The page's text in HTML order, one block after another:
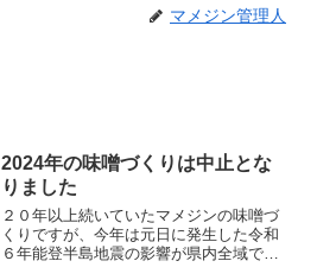
マメジン管理人
2024年の味噌づくりは中止とな
りました
２０年以上続いていたマメジンの味噌づ
くりですが、今年は元日に発生した令和
６年能登半島地震の影響が県内全域で大